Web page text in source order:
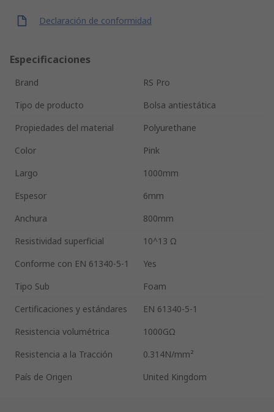
Declaración de conformidad
Especificaciones
Brand
RS Pro
Tipo de producto
Bolsa antiestática
Propiedades del material
Polyurethane
Color
Pink
Largo
1000mm
Espesor
6mm
Anchura
800mm
Resistividad superficial
10^13 Ω
Conforme con EN 61340-5-1
Yes
Tipo Sub
Foam
Certificaciones y estándares
EN 61340-5-1
Resistencia volumétrica
1000GΩ
Resistencia a la Tracción
0.314N/mm²
País de Origen
United Kingdom